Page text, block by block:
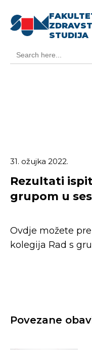
STUDIJA
for:
31. ožujka 2022.
Rezultati
grupom u
Ovdje možete
kolegija Rad s
Povezane